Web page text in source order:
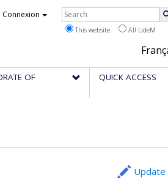
de
la
Connexion Rechercher
This website All UdeM
OF QUICK ACCESS